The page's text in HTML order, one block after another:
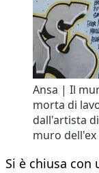
Ansa | Il
morta di
dall'artista
muro dell'ex
Si è chiusa